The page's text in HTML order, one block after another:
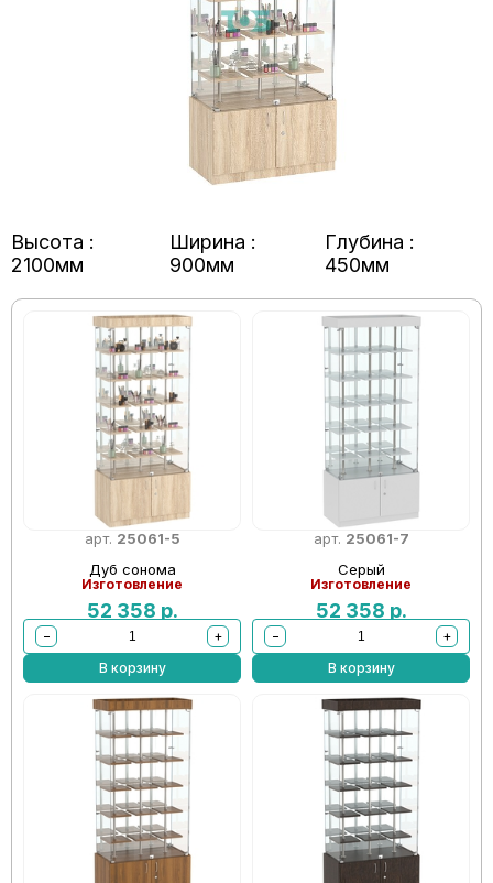
Высота :
2100мм
Ширина :
900мм
Глубина :
450мм
арт. 25061-5
Дуб сонома
Изготовление
52 358 р.
−
+
В корзину
арт. 25061-7
Серый
Изготовление
52 358 р.
−
+
В корзину